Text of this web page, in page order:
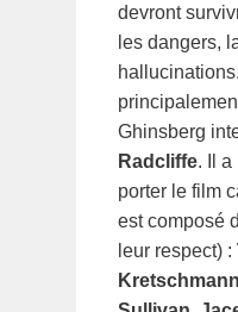
devront
les dangers,
Ghinsberg
Radcliffe. Il a
porter le film
est composé
leur respect) :
Kretschmann